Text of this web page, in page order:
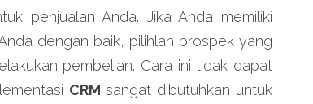
penjualan Anda. Jika Anda memiliki
dengan baik, pilihlah prospek yang
pembelian. Cara ini tidak dapat
CRM sangat dibutuhkan untuk